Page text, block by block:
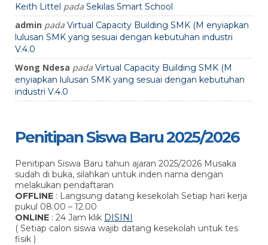
Keith Littel pada Sekilas Smart School
admin pada Virtual Capacity Building SMK (M enyiapkan
lulusan SMK yang sesuai dengan kebutuhan industri
V.4.0
Wong Ndesa pada Virtual Capacity Building SMK (M
enyiapkan lulusan SMK yang sesuai dengan kebutuhan
industri V.4.0
Penitipan Siswa Baru 2025/2026
Penitipan Siswa Baru tahun ajaran 2025/2026 Musaka
sudah di buka, silahkan untuk inden nama dengan
melakukan pendaftaran
OFFLINE : Langsung datang kesekolah Setiap hari kerja
pukul 08.00 – 12.00
ONLINE : 24 Jam klik DISINI
( Setiap calon siswa wajib datang kesekolah untuk tes
fisik )